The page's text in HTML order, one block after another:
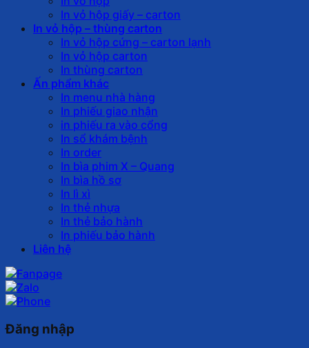
In vỏ hộp giấy – carton
In vỏ hộp – thùng carton
In vỏ hộp cứng – carton lạnh
In vỏ hộp carton
In thùng carton
Ấn phẩm khác
In menu nhà hàng
In phiếu giao nhận
in phiếu ra vào cổng
In sổ khám bệnh
In order
In bìa phim X – Quang
In bìa hồ sơ
In lì xì
In thẻ nhựa
In thẻ bảo hành
In phiếu bảo hành
Liên hệ
Đăng nhập